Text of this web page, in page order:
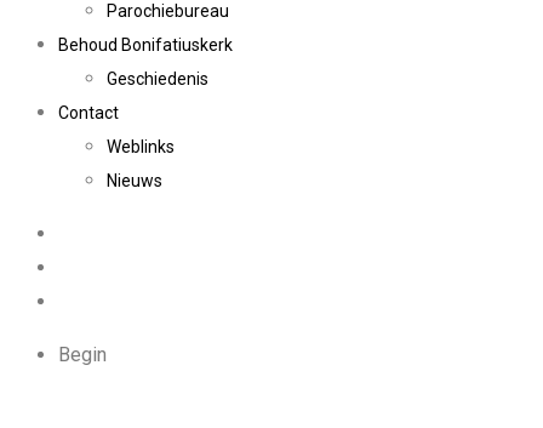
Parochiebureau
Behoud Bonifatiuskerk
Geschiedenis
Contact
Weblinks
Nieuws
Begin